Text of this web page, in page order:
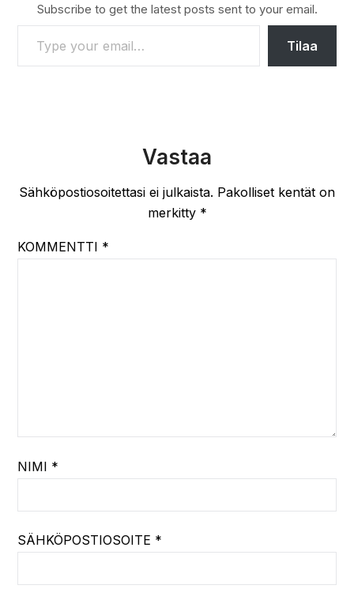
Subscribe to get the latest posts sent to your email.
TYPE YOUR EMAIL…
Tilaa
Vastaa
Sähköpostiosoitettasi ei julkaista. Pakolliset kentät on
merkitty *
KOMMENTTI *
NIMI *
SÄHKÖPOSTIOSOITE *